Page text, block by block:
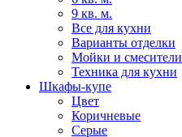
9 кв. м.
Все для кухни
Варианты отделки
Мойки и смесители
Техника для кухни
Шкафы-купе
Цвет
Коричневые
Серые